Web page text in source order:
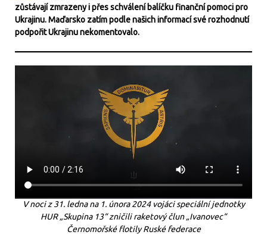
zůstávají zmrazeny i přes schválení balíčku finanční pomoci pro
Ukrajinu. Maďarsko zatím podle našich informací své rozhodnutí
podpořit Ukrajinu nekomentovalo.
V noci z 31. ledna na 1. února 2024 vojáci speciální jednotky
HUR „Skupina 13“ zničili raketový člun „Ivanovec“
Černomořské flotily Ruské federace